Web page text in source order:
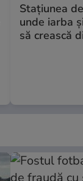
Stațiunea
unde iarba
să crească